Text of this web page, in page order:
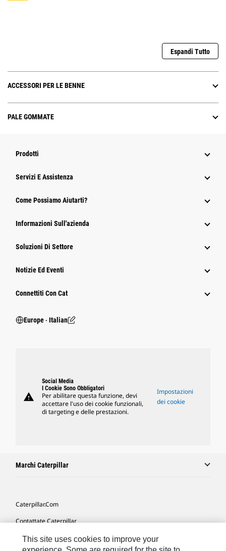
Espandi Tutto
ACCESSORI PER LE BENNE
PALE GOMMATE
Prodotti
Servizi E Assistenza
Come Possiamo Aiutarti?
Informazioni Sull'azienda
Soluzioni Di Settore
Notizie Ed Eventi
Connettiti Con Cat
Europe ‧ Italian
warning
Social Media
I Cookie Sono Obbligatori
Per abilitare questa funzione, devi
accettare l'uso dei cookie funzionali,
di targeting e delle prestazioni.
Impostazioni
dei cookie
Marchi Caterpillar
Caterpillar.com
Contattate Caterpillar
Le Mie Preferenze Di Marketing
This site uses cookies to improve your